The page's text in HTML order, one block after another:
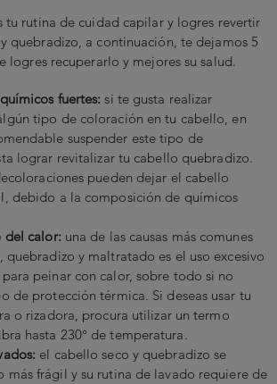
tu rutina de cuidad capilar y logres revertir
quebradizo, a continuación, te dejamos 5
logres recuperarlo y mejores su salud.
fuertes: si te gusta realizar
tipo de coloración en tu cabello, en
suspender este tipo de
lograr revitalizar tu cabello quebradizo.
pueden dejar el cabello
debido a la composición de químicos
del calor:una de las causas más comunes
quebradizo y maltratado es el uso excesivo
peinar con calor, sobre todo si no
de protección térmica. Si deseas usar tu
o rizadora, procura utilizar un termo
hasta 230° de temperatura.
el cabello seco y quebradizo se
más frágil y su rutina de lavado requiere de